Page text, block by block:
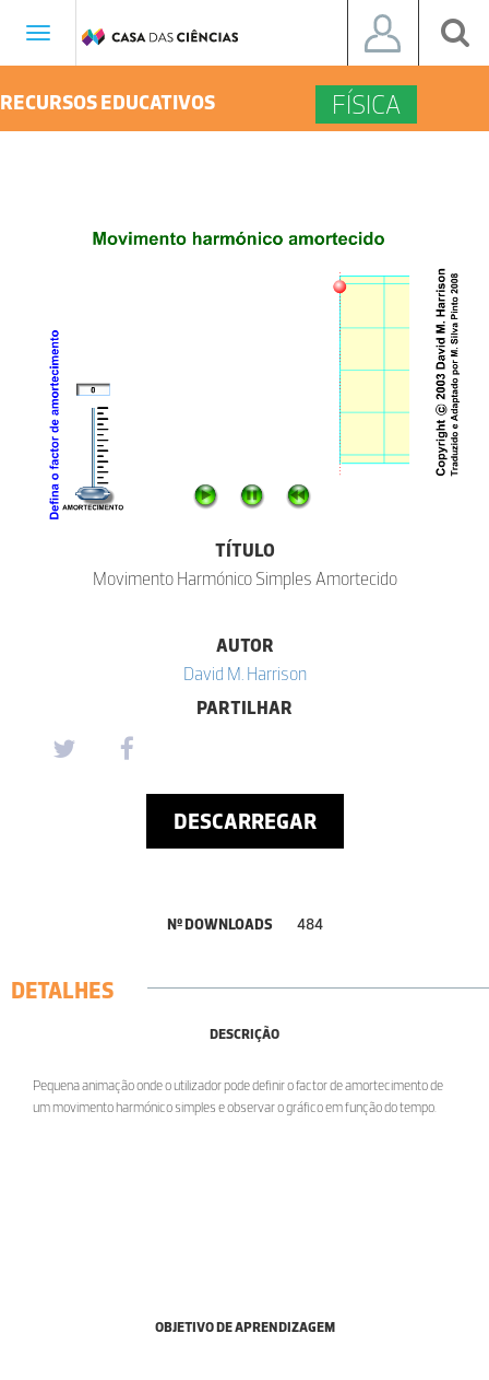
Toggle
RECURSOS EDUCATIVOS FÍSICA
TÍTULO
Movimento Harmónico Simples Amortecido
AUTOR
David M. Harrison
PARTILHAR
DESCARREGAR
Nº DOWNLOADS 484
DETALHES
DESCRIÇÃO
Pequena animação onde o utilizador pode definir o factor de amortecimento de
um movimento harmónico simples e observar o gráfico em função do tempo.
OBJETIVO DE APRENDIZAGEM